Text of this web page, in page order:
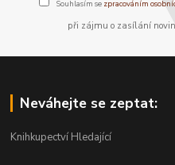
Souhlasím se zpracováním
při zájmu o zasílání
Neváhejte se zeptat:
Knihkupectví Hledající